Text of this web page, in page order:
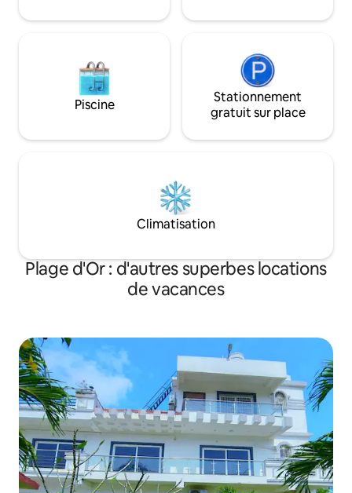
Jagannath - À 10 min - Gare ferroviaire
Piscine
Stationnement
gratuit sur place
Climatisation
Plage d'Or : d'autres superbes locations
de vacances